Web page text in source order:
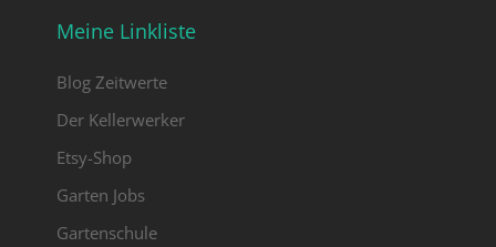
Meine Linkliste
Blog Zeitwerte
Der Kellerwerker
Etsy-Shop
Garten Jobs
Gartenschule